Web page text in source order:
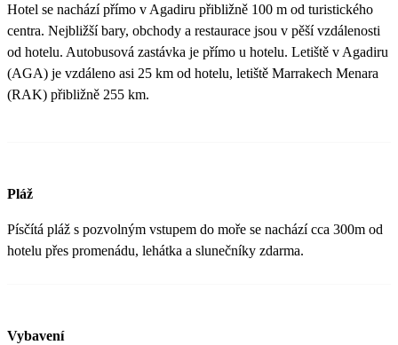
Hotel se nachází přímo v Agadiru přibližně 100 m od turistického
centra. Nejbližší bary, obchody a restaurace jsou v pěší vzdálenosti
od hotelu. Autobusová zastávka je přímo u hotelu. Letiště v Agadiru
(AGA) je vzdáleno asi 25 km od hotelu, letiště Marrakech Menara
(RAK) přibližně 255 km.
Pláž
Písčítá pláž s pozvolným vstupem do moře se nachází cca 300m od
hotelu přes promenádu, lehátka a slunečníky zdarma.
Vybavení